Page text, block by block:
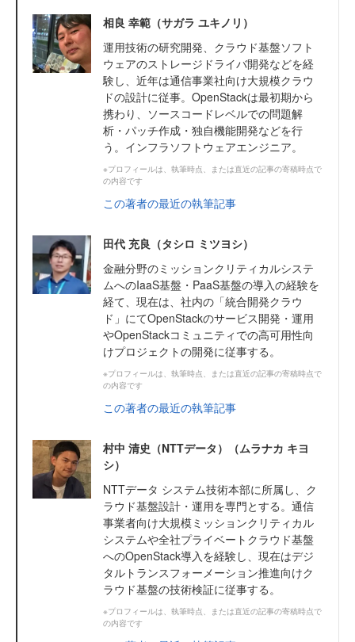
相良 幸範（サガラ ユキノリ）
運用技術の研究開発、クラウド基盤ソフト
ウェアのストレージドライバ開発などを経
験し、近年は通信事業社向け大規模クラウ
ドの設計に従事。OpenStackは最初期から
携わり、ソースコードレベルでの問題解
析・パッチ作成・独自機能開発などを行
う。インフラソフトウェアエンジニア。
※プロフィールは、執筆時点、または直近の記事の寄稿時点で
の内容です
この著者の最近の執筆記事
田代 充良（タシロ ミツヨシ）
金融分野のミッションクリティカルシステ
ムへのIaaS基盤・PaaS基盤の導入の経験を
経て、現在は、社内の「統合開発クラウ
ド」にてOpenStackのサービス開発・運用
やOpenStackコミュニティでの高可用性向
けプロジェクトの開発に従事する。
※プロフィールは、執筆時点、または直近の記事の寄稿時点で
の内容です
この著者の最近の執筆記事
村中 清史（NTTデータ）（ムラナカ キヨ
シ）
NTTデータ システム技術本部に所属し、ク
ラウド基盤設計・運用を専門とする。通信
事業者向け大規模ミッションクリティカル
システムや全社プライベートクラウド基盤
へのOpenStack導入を経験し、現在はデジ
タルトランスフォーメーション推進向けク
ラウド基盤の技術検証に従事する。
※プロフィールは、執筆時点、または直近の記事の寄稿時点で
の内容です